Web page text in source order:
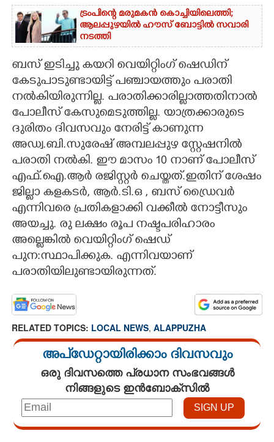
ട്രംപിന്റെ മരുമകൻ കൊച്ചിയിലെത്തി;
ആലപ്പുഴയിൽ ഹൗസ് ബോട്ടിൽ സവാരി
നടത്തി
ബസ് ഇടിച്ചു കയറി വെയിറ്റിംഗ് ഷെഡിന്
കേടുപാടുണ്ടായിട്ട് പഞ്ചായത്തും പരാതി
നൽകിയിരുന്നില്ല. പരാതിക്കാരില്ലാത്തതിനാൽ
പോലീസ് കേസുമെടുത്തില്ല. യാത്രക്കാരുടെ
ദുരിതം ദിവസവും നേരിട്ട് കാണുന്ന
അഡ്വ.ബി.സുരേഷ് അമ്പലപ്പുഴ സ്റ്റേഷനിൽ
പരാതി നൽകി. ഈ മാസം 10 നാണ് പോലീസ്
എഫ്.ഐ.ആർ രജിസ്റ്റർ ചെയ്തത്.ഇതിന് ശേഷം
ജില്ലാ കളകടർ, ആർ.ടി.ഒ , ബസ് ഡ്രൈവർ
എന്നിവരെ പ്രതികളാക്കി വക്കീൽ നോട്ടീസും
അയച്ചു. രു ലക്ഷം രൂപ നഷ്ടപരിഹാരം
അല്ലെങ്കിൽ വെയിറ്റിംഗ് ഷെഡ്
പുന:സ്ഥാപിക്കുക. എന്നിവയാണ്
പരാതിയിലുണ്ടായിരുന്നത്.
RELATED TOPICS: LOCAL NEWS, ALAPPUZHA
അപ്ഡേറ്റായിരിക്കാം ദിവസവും
ഒരു ദിവസത്തെ പ്രധാന സംഭവങ്ങൾ
നിങ്ങളുടെ ഇൻബോക്സിൽ